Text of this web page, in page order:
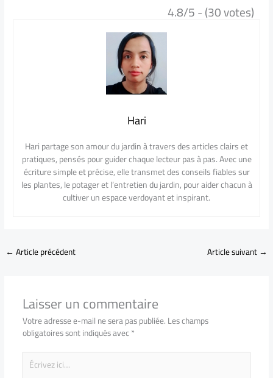
4.8/5 - (30 votes)
Hari
Hari partage son amour du jardin à travers des articles clairs et
pratiques, pensés pour guider chaque lecteur pas à pas. Avec une
écriture simple et précise, elle transmet des conseils fiables sur
les plantes, le potager et l’entretien du jardin, pour aider chacun à
cultiver un espace verdoyant et inspirant.
←Article précédent Article suivant→
Laisser un commentaire
Votre adresse e-mail ne sera pas publiée.Les champs
obligatoires sont indiqués avec*
Écrivez
ici…